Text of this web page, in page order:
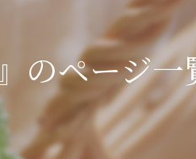
のページ一